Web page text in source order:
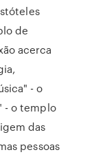
de
acerca
- o
- o templo
das
pessoas